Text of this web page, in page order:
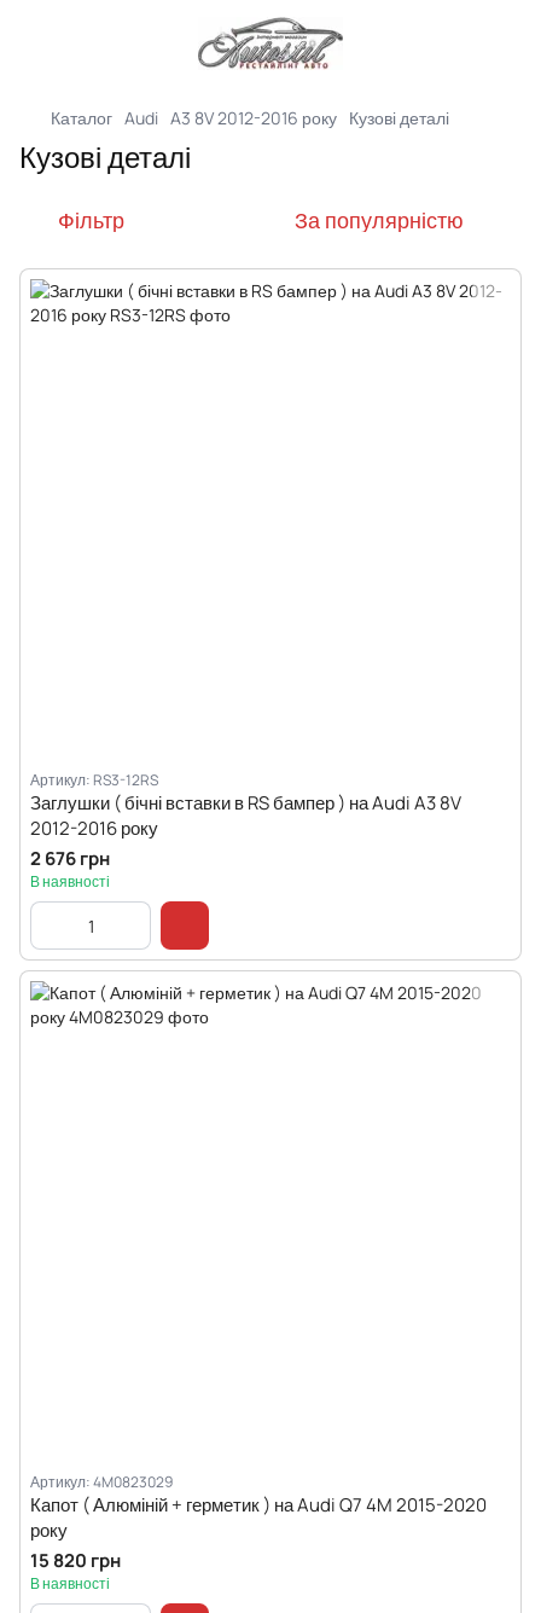
Каталог Audi A3 8V 2012-2016 року Кузові деталі
Кузові деталі
Фільтр За популярністю
Артикул: RS3-12RS
Заглушки ( бічні вставки в RS бампер ) на Audi A3 8V
2012-2016 року
2 676 грн
В наявності
Артикул: 4M0823029
Капот ( Алюміній + герметик ) на Audi Q7 4M 2015-2020
року
15 820 грн
В наявності